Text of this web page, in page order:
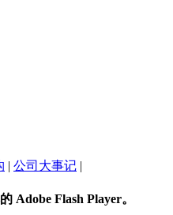
| 公司大事记 |
Adobe Flash Player。